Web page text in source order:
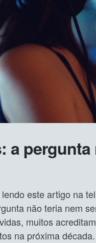
a pergunta
este artigo na
não teria nem
muitos
na próxima